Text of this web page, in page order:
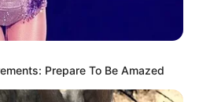
Prepare To Be Amazed